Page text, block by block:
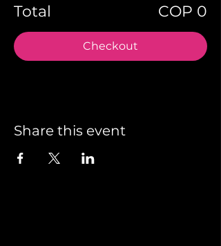
Total COP 0
Checkout
Share this event